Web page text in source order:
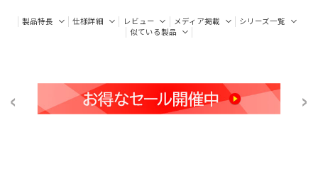
製品特長 仕様詳細 レビュー メディア掲載
シリーズ一覧
似ている製品